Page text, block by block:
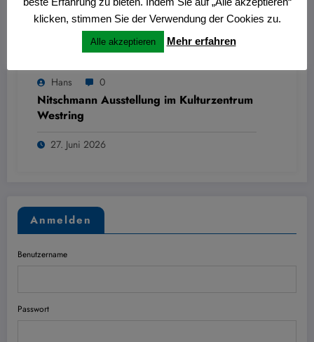
Hans 0
Nitschmann Ausstellung im Kulturzentrum
Westring
27. Juni 2026
Anmelden
Benutzername
Passwort
klicken, stimmen Sie der Verwendung der Cookies zu.
Alle akzeptieren Mehr erfahren